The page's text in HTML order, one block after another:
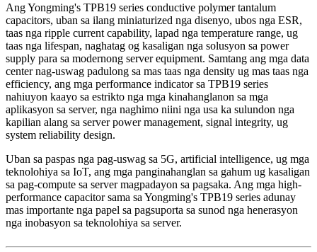
Ang Yongming's TPB19 series conductive polymer tantalum
capacitors, uban sa ilang miniaturized nga disenyo, ubos nga ESR,
taas nga ripple current capability, lapad nga temperature range, ug
taas nga lifespan, naghatag og kasaligan nga solusyon sa power
supply para sa modernong server equipment. Samtang ang mga data
center nag-uswag padulong sa mas taas nga density ug mas taas nga
efficiency, ang mga performance indicator sa TPB19 series
nahiuyon kaayo sa estrikto nga mga kinahanglanon sa mga
aplikasyon sa server, nga naghimo niini nga usa ka sulundon nga
kapilian alang sa server power management, signal integrity, ug
system reliability design.
Uban sa paspas nga pag-uswag sa 5G, artificial intelligence, ug mga
teknolohiya sa IoT, ang mga panginahanglan sa gahum ug kasaligan
sa pag-compute sa server magpadayon sa pagsaka. Ang mga high-
performance capacitor sama sa Yongming's TPB19 series adunay
mas importante nga papel sa pagsuporta sa sunod nga henerasyon
nga inobasyon sa teknolohiya sa server.